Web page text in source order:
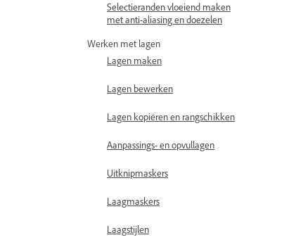
Selectieranden vloeiend maken
met anti-aliasing en doezelen
Werken met lagen
Lagen maken
Lagen bewerken
Lagen kopiëren en rangschikken
Aanpassings- en opvullagen
Uitknipmaskers
Laagmaskers
Laagstijlen